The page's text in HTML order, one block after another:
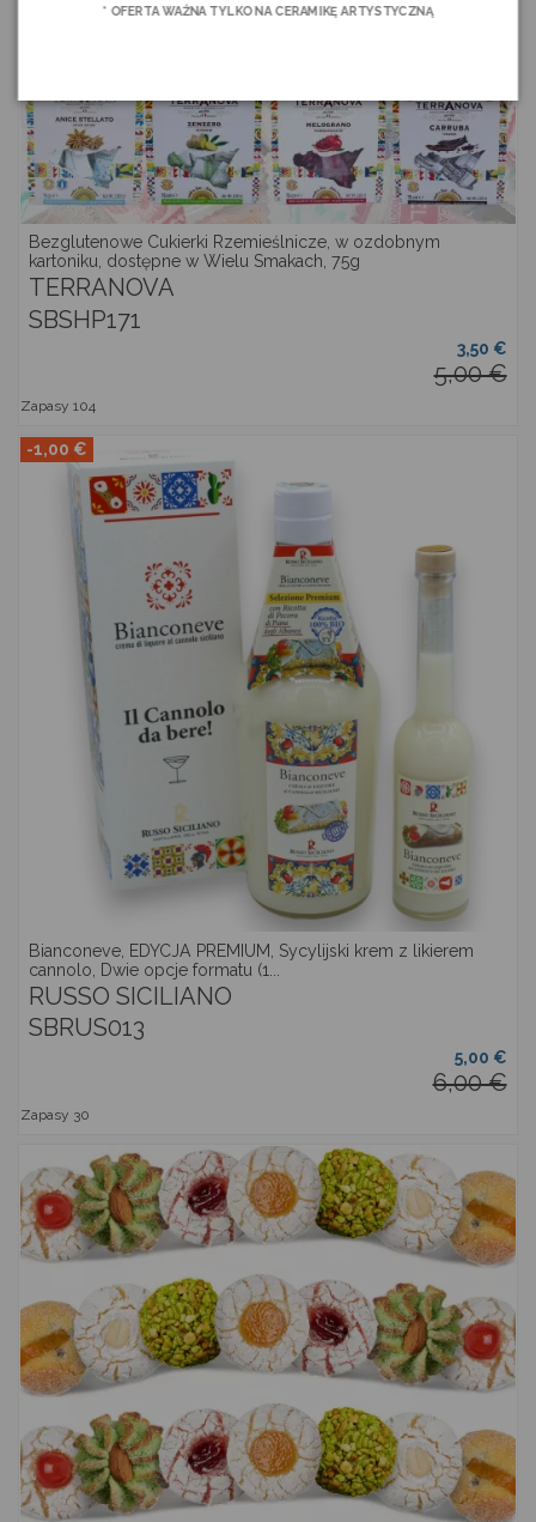
Bezglutenowe Cukierki Rzemieślnicze, w ozdobnym
kartoniku, dostępne w Wielu Smakach, 75g
TERRANOVA
SBSHP171
3,50 €
5,00 €
Zapasy 104
-1,00 €
Bianconeve, EDYCJA PREMIUM, Sycylijski krem z likierem
cannolo, Dwie opcje formatu (1...
RUSSO SICILIANO
SBRUS013
5,00 €
6,00 €
Zapasy 30
* OFERTA WAŻNA TYLKO NA CERAMIKĘ ARTYSTYCZNĄ